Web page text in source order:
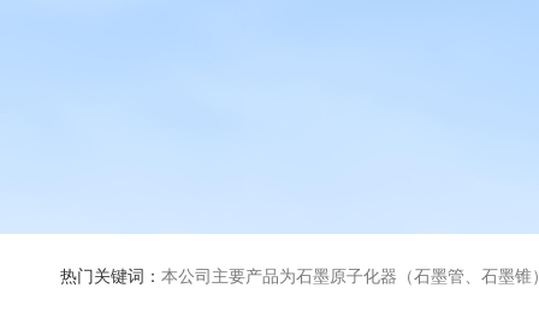
热门关键词： 本公司主要产品为石墨原子化器（石墨管、石墨锥）、元素空心阴极灯、氘灯、空心